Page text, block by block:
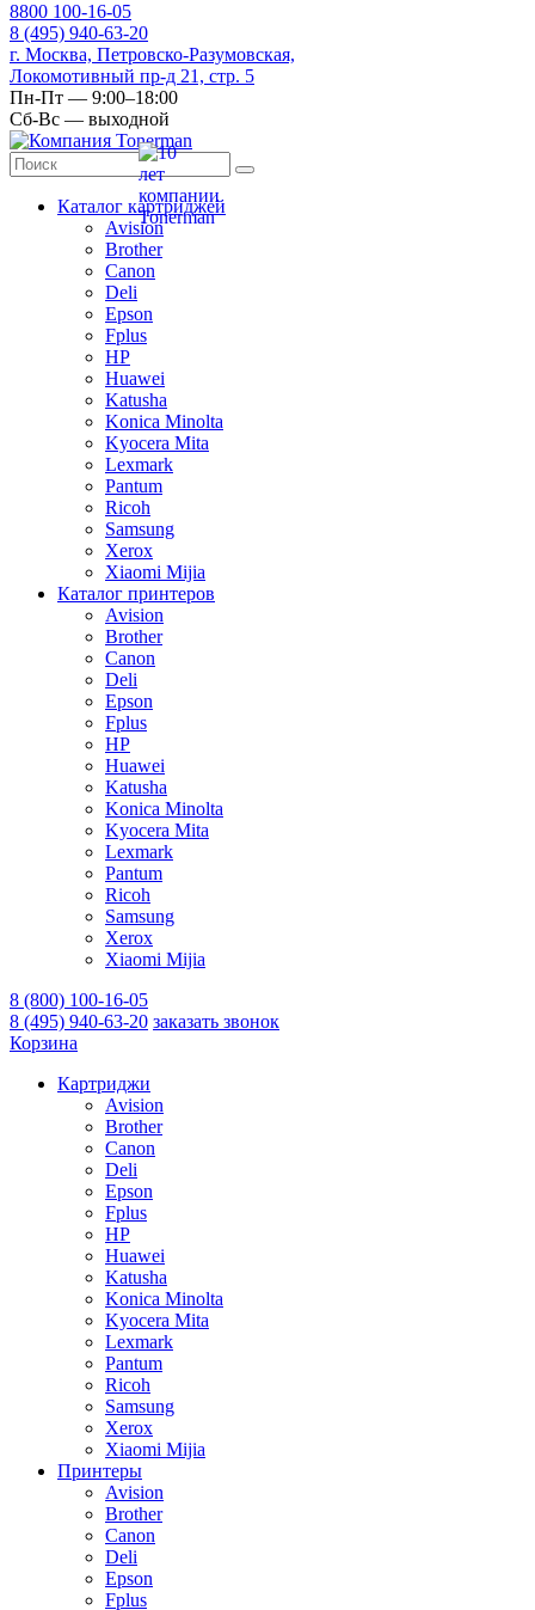
8800 100-16-05
8 (495) 940-63-20
г. Москва, Петровско-Разумовская,
Локомотивный пр-д 21, стр. 5
Пн-Пт — 9:00–18:00
Сб-Вс — выходной
Каталог картриджей
Avision
Brother
Canon
Deli
Epson
Fplus
HP
Huawei
Katusha
Konica Minolta
Kyocera Mita
Lexmark
Pantum
Ricoh
Samsung
Xerox
Xiaomi Mijia
Каталог принтеров
Avision
Brother
Canon
Deli
Epson
Fplus
HP
Huawei
Katusha
Konica Minolta
Kyocera Mita
Lexmark
Pantum
Ricoh
Samsung
Xerox
Xiaomi Mijia
8 (800) 100-16-05
8 (495) 940-63-20 заказать звонок
Корзина
Картриджи
Avision
Brother
Canon
Deli
Epson
Fplus
HP
Huawei
Katusha
Konica Minolta
Kyocera Mita
Lexmark
Pantum
Ricoh
Samsung
Xerox
Xiaomi Mijia
Принтеры
Avision
Brother
Canon
Deli
Epson
Fplus